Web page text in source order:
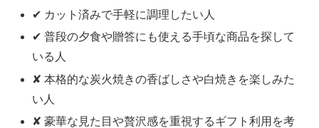
✔ カット済みで手軽に調理したい人
✔ 普段の夕食や贈答にも使える手頃な商品を探して
いる人
✘ 本格的な炭火焼きの香ばしさや白焼きを楽しみた
い人
✘ 豪華な見た目や贅沢感を重視するギフト利用を考